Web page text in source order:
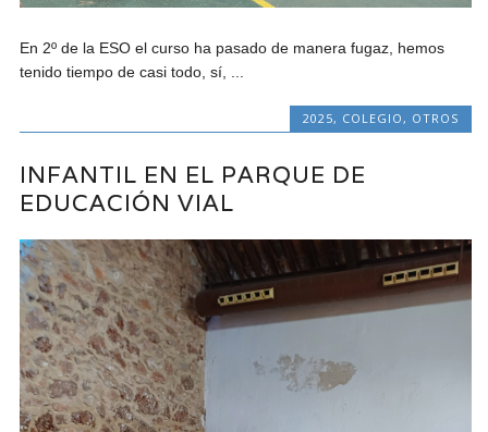
En 2º de la ESO el curso ha pasado de manera fugaz, hemos
tenido tiempo de casi todo, sí, ...
2025, COLEGIO , OTROS
INFANTIL EN EL PARQUE DE
EDUCACIÓN VIAL